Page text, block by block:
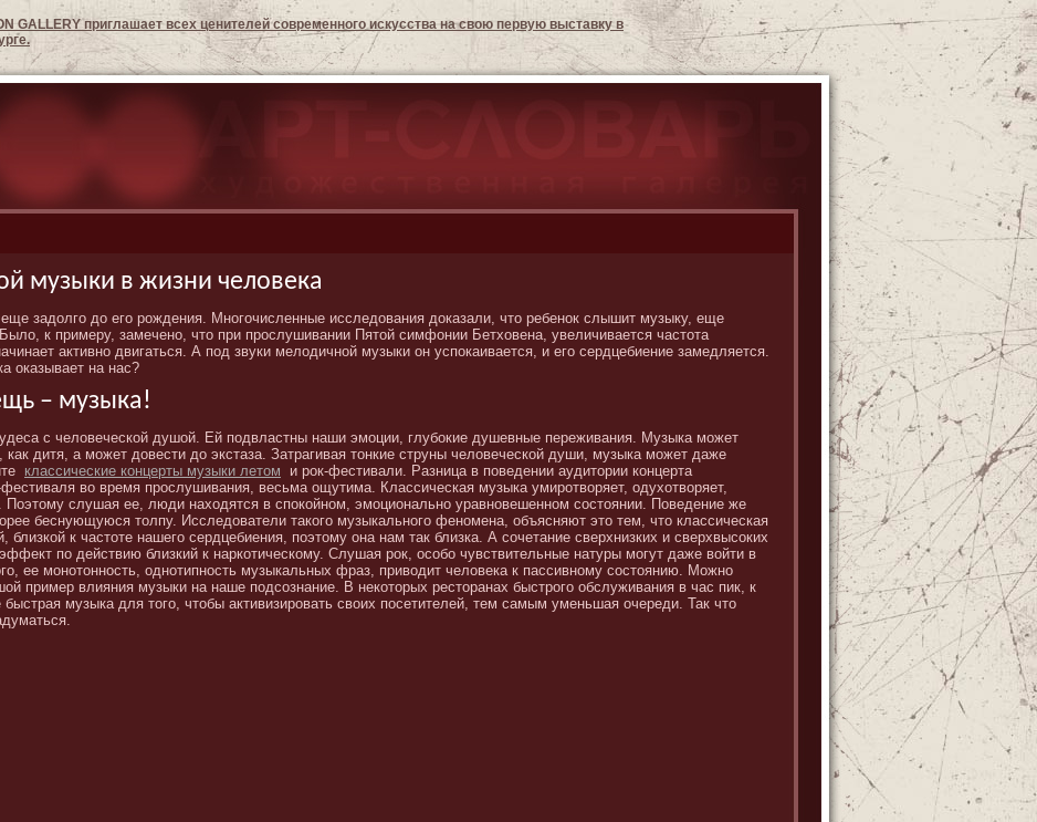
GALLERY приглашает всех ценителей современного искусства на свою первую выставку в
музыки в жизни человека
задолго до его рождения. Многочисленные исследования доказали, что ребенок слышит музыку, еще
к примеру, замечено, что при прослушивании Пятой симфонии Бетховена, увеличивается частота
активно двигаться. А под звуки мелодичной музыки он успокаивается, и его сердцебиение замедляется.
оказывает на нас?
– музыка!
с человеческой душой. Ей подвластны наши эмоции, глубокие душевные переживания. Музыка может
как дитя, а может довести до экстаза. Затрагивая тонкие струны человеческой души, музыка может даже
классические концерты музыки летом и рок-фестивали. Разница в поведении аудитории концерта
во время прослушивания, весьма ощутима. Классическая музыка умиротворяет, одухотворяет,
Поэтому слушая ее, люди находятся в спокойном, эмоционально уравновешенном состоянии. Поведение же
беснующуюся толпу. Исследователи такого музыкального феномена, объясняют это тем, что классическая
близкой к частоте нашего сердцебиения, поэтому она нам так близка. А сочетание сверхнизких и сверхвысоких
по действию близкий к наркотическому. Слушая рок, особо чувствительные натуры могут даже войти в
ее монотонность, однотипность музыкальных фраз, приводит человека к пассивному состоянию. Можно
пример влияния музыки на наше подсознание. В некоторых ресторанах быстрого обслуживания в час пик, к
музыка для того, чтобы активизировать своих посетителей, тем самым уменьшая очереди. Так что